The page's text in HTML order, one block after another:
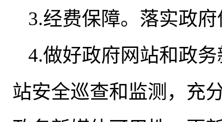
3.经费保障。 落实政
4.做好政府网站和政
站安全巡查和监测，充